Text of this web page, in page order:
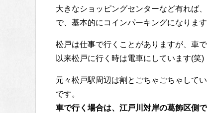
大きなショッピングセンターなど有れば
で、基本的にコインパーキングになります
松戸は仕事で行くことがありますが、車
以来松戸に行く時は電車にしています(笑)
元々松戸駅周辺は割とごちゃごちゃしてい
です。
車で行く場合は、江戸川対岸の葛飾区側